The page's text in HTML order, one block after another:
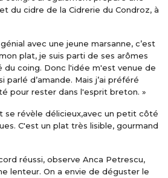
du cidre de la Cidrerie du Condroz, à
avec une jeune marsanne, c’est
plat, je suis parti de ses arômes
du coing. Donc l'idée m'est venue de
parlé d’amande. Mais j’ai préféré
pour rester dans l'esprit breton. »
se révèle délicieux,avec un petit côté
C'est un plat très lisible, gourmand
réussi, observe Anca Petrescu,
lenteur. On a envie de déguster le